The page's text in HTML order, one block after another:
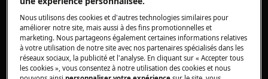
1. Vérifiez l'ampoule à l'intérieur du four.
Remplacez-la si elle est défectueuse.
Vous pouvez acheter une nouvelle ampoule
dans notre boutique en ligne.
Nous utilisons des cookies et d'autres technologies similaires pour
améliorer notre site, mais aussi à des fins promotionnelles et
marketing. Nous partageons également certaines informations relatives
à votre utilisation de notre site avec nos partenaires spécialisés dans les
réseaux sociaux, la publicité et l'analyse. En cliquant sur « Accepter tous
les cookies », vous consentez à notre utilisation des cookies et nous